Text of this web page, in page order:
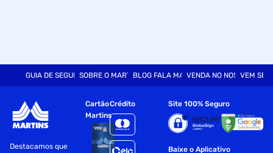
GUIA DE SEGURANÇASOBRE O MARTINSBLOG FALA MARTVENDA NO NOSSO SITE
VEM SER
Destacamos que
Cartão
Martins
Crédito Site 100% Seguro
Baixe o Aplicativo